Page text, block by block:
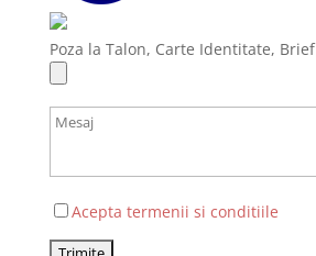
Poza la Talon, Carte Identitate, Brief
Acepta termenii si conditiile